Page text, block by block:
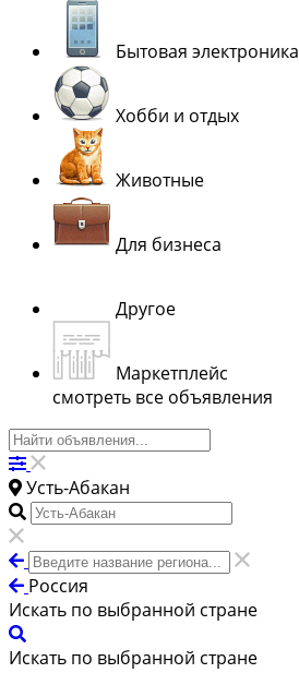
Бытовая электроника
Хобби и отдых
Животные
Для бизнеса
Другое
Маркетплейс
смотреть все объявления
Усть-Абакан
Россия
Искать по выбранной стране
Искать по выбранной стране